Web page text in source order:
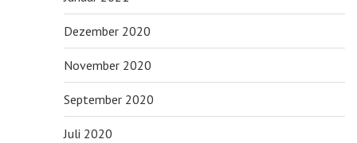
Dezember 2020
November 2020
September 2020
Juli 2020